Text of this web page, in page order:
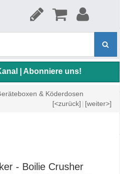
| Abonniere uns!
& Köderdosen
[<zurück] | [weiter>]
- Boilie Crusher